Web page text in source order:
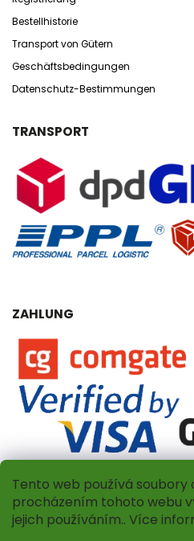
Tento web používá soubory
procházením tohoto webu
jejich používáním.. Více
Bestellhistorie
Transport von Gütern
Geschäftsbedingungen
Datenschutz-Bestimmungen
TRANSPORT
ZAHLUNG